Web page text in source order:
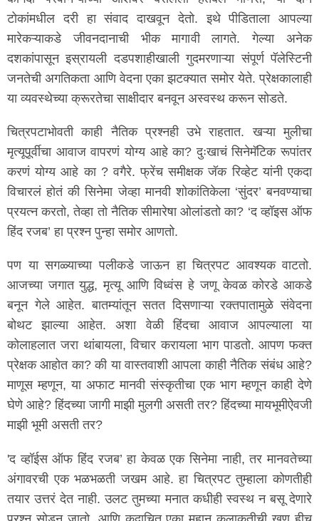
टोकांमधील दरी हा संवाद दाखवून देतो. इथे पीडिताला आपल्या
मारेकऱ्याकडे जीवनदानाची भीक मागावी लागते. गेल्या अनेक
दशकांपासून इस्रायली दडपशाहीखाली गुदमरणाऱ्या संपूर्ण पॅलेस्टिनी
जनतेची अगतिकता आणि वेदना एका झटक्यात समोर येते. प्रेक्षकालाही
या व्यवस्थेच्या क्रूरतेचा साक्षीदार बनवून अस्वस्थ करून सोडते.
चित्रपटाभोवती काही नैतिक प्रश्नही उभे राहतात. खऱ्या मुलीचा
मृत्यूपूर्वीचा आवाज वापरणं योग्य आहे का? दुःखाचं सिनेमॅटिक रूपांतर
करणं योग्य आहे का ? वगैरे. फ्रेंच समीक्षक जॅक रिव्हेट यांनी एकदा
विचारलं होतं की सिनेमा जेव्हा मानवी शोकांतिकेला ‘सुंदर’ बनवण्याचा
प्रयत्न करतो, तेव्हा तो नैतिक सीमारेषा ओलांडतो का? ‘द व्हॉइस ऑफ
हिंद रजब’ हा प्रश्न पुन्हा समोर आणतो.
पण या सगळ्याच्या पलीकडे जाऊन हा चित्रपट आवश्यक वाटतो.
आजच्या जगात युद्ध, मृत्यू आणि विध्वंस हे जणू केवळ कोरडे आकडे
बनून गेले आहेत. बातम्यांतून सतत दिसणाऱ्या रक्तपातामुळे संवेदना
बोथट झाल्या आहेत. अशा वेळी हिंदचा आवाज आपल्याला या
कोलाहलात जरा थांबायला, विचार करायला भाग पाडतो. आपण फक्त
प्रेक्षक आहोत का? की या वास्तवाशी आपला काही नैतिक संबंध आहे?
माणूस म्हणून, या अफाट मानवी संस्कृतीचा एक भाग म्हणून काही देणे
घेणे आहे? हिंदच्या जागी माझी मुलगी असती तर? हिंदच्या मायभूमीऐवजी
माझी भूमी असती तर?
'द व्हॉईस ऑफ हिंद रजब’ हा केवळ एक सिनेमा नाही, तर मानवतेच्या
अंगावरची एक भळभळती जखम आहे. हा चित्रपट तुम्हाला कोणतीही
तयार उत्तरं देत नाही. उलट तुमच्या मनात कधीही स्वस्थ न बसू देणारे